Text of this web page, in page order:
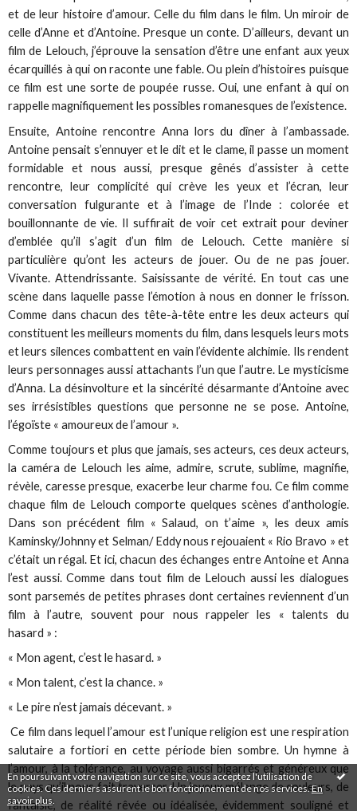
En poursuivant votre navigation sur ce site, vous acceptez l'utilisation de
cookies. Ces derniers assurent le bon fonctionnement de nos services.En
savoir plus
et de leur histoire d’amour. Celle du film dans le film. Un miroir de
celle d’Anne et d’Antoine. Presque un conte. D’ailleurs, devant un
film de Lelouch, j’éprouve la sensation d’être une enfant aux yeux
écarquillés à qui on raconte une fable. Ou plein d’histoires puisque
ce film est une sorte de poupée russe. Oui, une enfant à qui on
rappelle magnifiquement les possibles romanesques de l’existence.
Ensuite, Antoine rencontre Anna lors du dîner à l’ambassade.
Antoine pensait s’ennuyer et le dit et le clame, il passe un moment
formidable et nous aussi, presque gênés d’assister à cette
rencontre, leur complicité qui crève les yeux et l’écran, leur
conversation fulgurante et à l’image de l’Inde : colorée et
bouillonnante de vie. Il suffirait de voir cet extrait pour deviner
d’emblée qu’il s’agit d’un film de Lelouch. Cette manière si
particulière qu’ont les acteurs de jouer. Ou de ne pas jouer.
Vivante. Attendrissante. Saisissante de vérité. En tout cas une
scène dans laquelle passe l’émotion à nous en donner le frisson.
Comme dans chacun des tête-à-tête entre les deux acteurs qui
constituent les meilleurs moments du film, dans lesquels leurs mots
et leurs silences combattent en vain l’évidente alchimie. Ils rendent
leurs personnages aussi attachants l’un que l’autre. Le mysticisme
d’Anna. La désinvolture et la sincérité désarmante d’Antoine avec
ses irrésistibles questions que personne ne se pose. Antoine,
l’égoïste « amoureux de l’amour ».
Comme toujours et plus que jamais, ses acteurs, ces deux acteurs,
la caméra de Lelouch les aime, admire, scrute, sublime, magnifie,
révèle, caresse presque, exacerbe leur charme fou. Ce film comme
chaque film de Lelouch comporte quelques scènes d’anthologie.
Dans son précédent film « Salaud, on t’aime », les deux amis
Kaminsky/Johnny et Selman/ Eddy nous rejouaient « Rio Bravo » et
c’était un régal. Et ici, chacun des échanges entre Antoine et Anna
l’est aussi. Comme dans tout film de Lelouch aussi les dialogues
sont parsemés de petites phrases dont certaines reviennent d’un
film à l’autre, souvent pour nous rappeler les « talents du
hasard » :
« Mon agent, c’est le hasard. »
« Mon talent, c’est la chance. »
« Le pire n’est jamais décevant. »
Ce film dans lequel l’amour est l’unique religion est une respiration
salutaire a fortiori en cette période bien sombre. Un hymne à
l’amour, à la tolérance, au voyage aussi bigarrés et généreux que
le pays qu’il nous fait traverser. Un joyeux mélange de couleurs, de
fantaisie, de réalité rêvée ou idéalisée, évidemment souligné et